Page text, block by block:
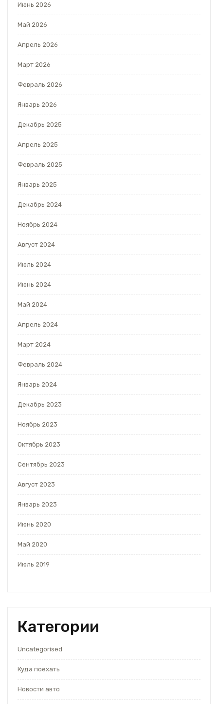
Июнь 2026
Май 2026
Апрель 2026
Март 2026
Февраль 2026
Январь 2026
Декабрь 2025
Апрель 2025
Февраль 2025
Январь 2025
Декабрь 2024
Ноябрь 2024
Август 2024
Июль 2024
Июнь 2024
Май 2024
Апрель 2024
Март 2024
Февраль 2024
Январь 2024
Декабрь 2023
Ноябрь 2023
Октябрь 2023
Сентябрь 2023
Август 2023
Январь 2023
Июнь 2020
Май 2020
Июль 2019
Категории
Uncategorised
Куда поехать
Новости авто